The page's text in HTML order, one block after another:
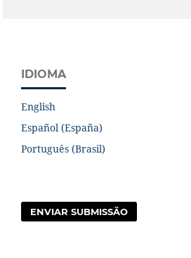
IDIOMA
English
Español (España)
Português (Brasil)
ENVIAR SUBMISSÃO